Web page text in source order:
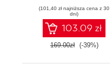
bezpieczeństwo
sieci
(101,40 zł najniższa cena z 30
dni)
103.09 zł
169.00zł (-39%)